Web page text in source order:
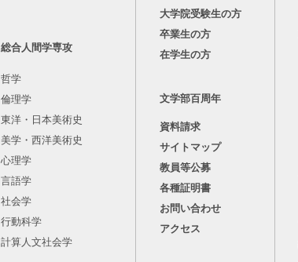
総合人間学専攻
哲学
倫理学
東洋・日本美術史
美学・西洋美術史
心理学
言語学
社会学
行動科学
計算人文社会学
大学院受験生の方
卒業生の方
在学生の方
文学部百周年
資料請求
サイトマップ
教員等公募
各種証明書
お問い合わせ
アクセス